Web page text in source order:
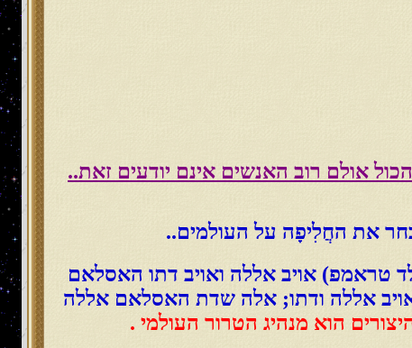
אולם רוב האנשים אינם יודעים זאת..
את החֲלִיפָה על העולמים..
טראמפ) אויב אללה ואויב דתו האסלאם
אללה ודתו; אלה שדת האסלאם אללה
הוא מנהיג הטרור העולמי .